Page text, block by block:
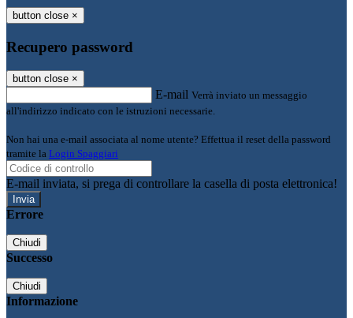
button close ×
Recupero password
button close ×
E-mail Verrà inviato un messaggio
all'indirizzo indicato con le istruzioni necessarie.
Non hai una e-mail associata al nome utente? Effettua il reset della password
tramite la Login Spaggiari
E-mail inviata, si prega di controllare la casella di posta elettronica!
Errore
Chiudi
Successo
Chiudi
Informazione